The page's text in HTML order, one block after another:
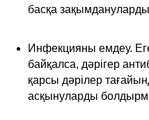
басқа
Инфекцияны емдеу.
байқалса, дәрігер
қарсы дәрілер
асқынуларды